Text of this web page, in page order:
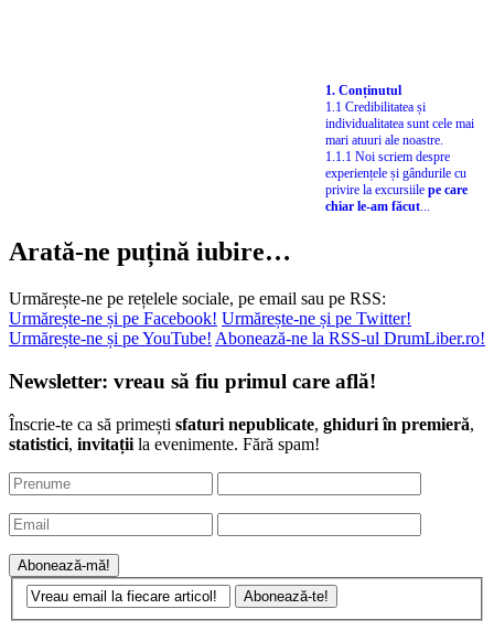
1. Conținutul
1.1 Credibilitatea și
individualitatea sunt cele mai
mari atuuri ale noastre.
1.1.1 Noi scriem despre
experiențele și gândurile cu
privire la excursiile pe care
chiar le-am făcut...
Arată-ne puțină iubire…
Urmărește-ne pe rețelele sociale, pe email sau pe RSS:
Urmărește-ne și pe Facebook! Urmărește-ne și pe Twitter!
Urmărește-ne și pe YouTube! Abonează-ne la RSS-ul DrumLiber.ro!
Newsletter: vreau să fiu primul care află!
Înscrie-te ca să primești sfaturi nepublicate, ghiduri în premieră,
statistici, invitații la evenimente. Fără spam!